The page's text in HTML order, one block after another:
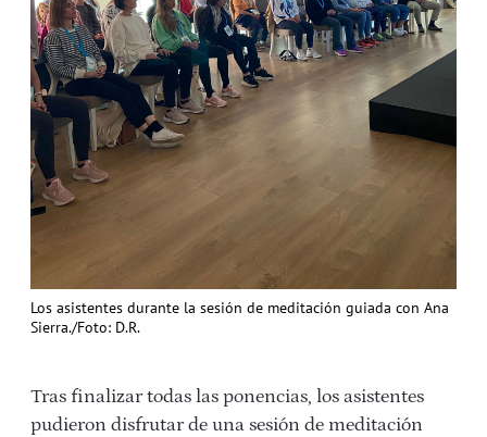
Los asistentes durante la sesión de meditación guiada con Ana
Sierra./Foto: D.R.
Tras finalizar todas las ponencias, los asistentes
pudieron disfrutar de una sesión de meditación